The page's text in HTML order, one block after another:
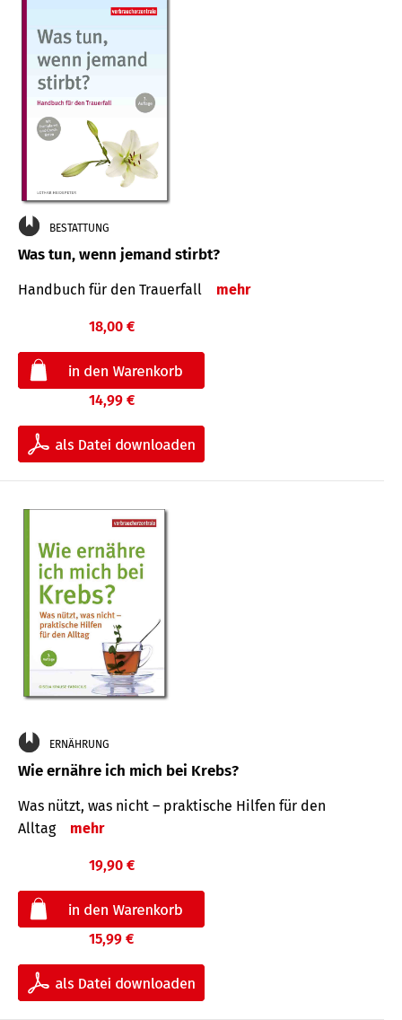
BESTATTUNG
Was tun, wenn jemand stirbt?
Handbuch für den Trauerfall mehr
18,00 €
14,99 €
ERNÄHRUNG
Wie ernähre ich mich bei Krebs?
Was nützt, was nicht – praktische Hilfen für den
Alltag
mehr
19,90 €
15,99 €